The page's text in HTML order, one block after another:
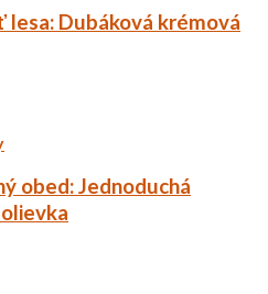
lesa: Dubáková krémová
obed: Jednoduchá